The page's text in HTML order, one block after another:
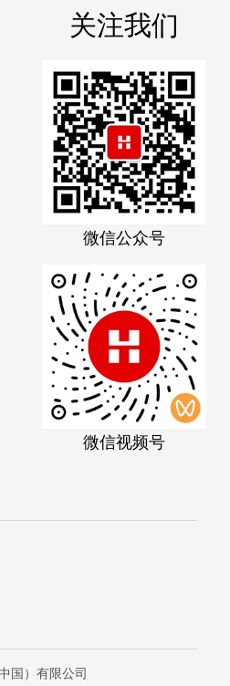
关注我们
微信公众号
微信视频号
国）有限公司